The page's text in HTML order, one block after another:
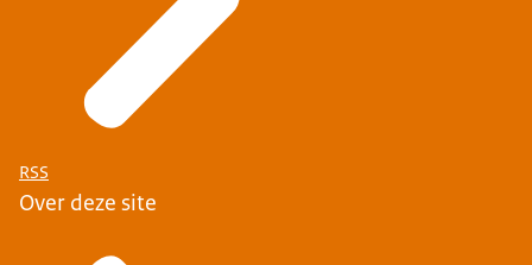
RSS
Over deze site